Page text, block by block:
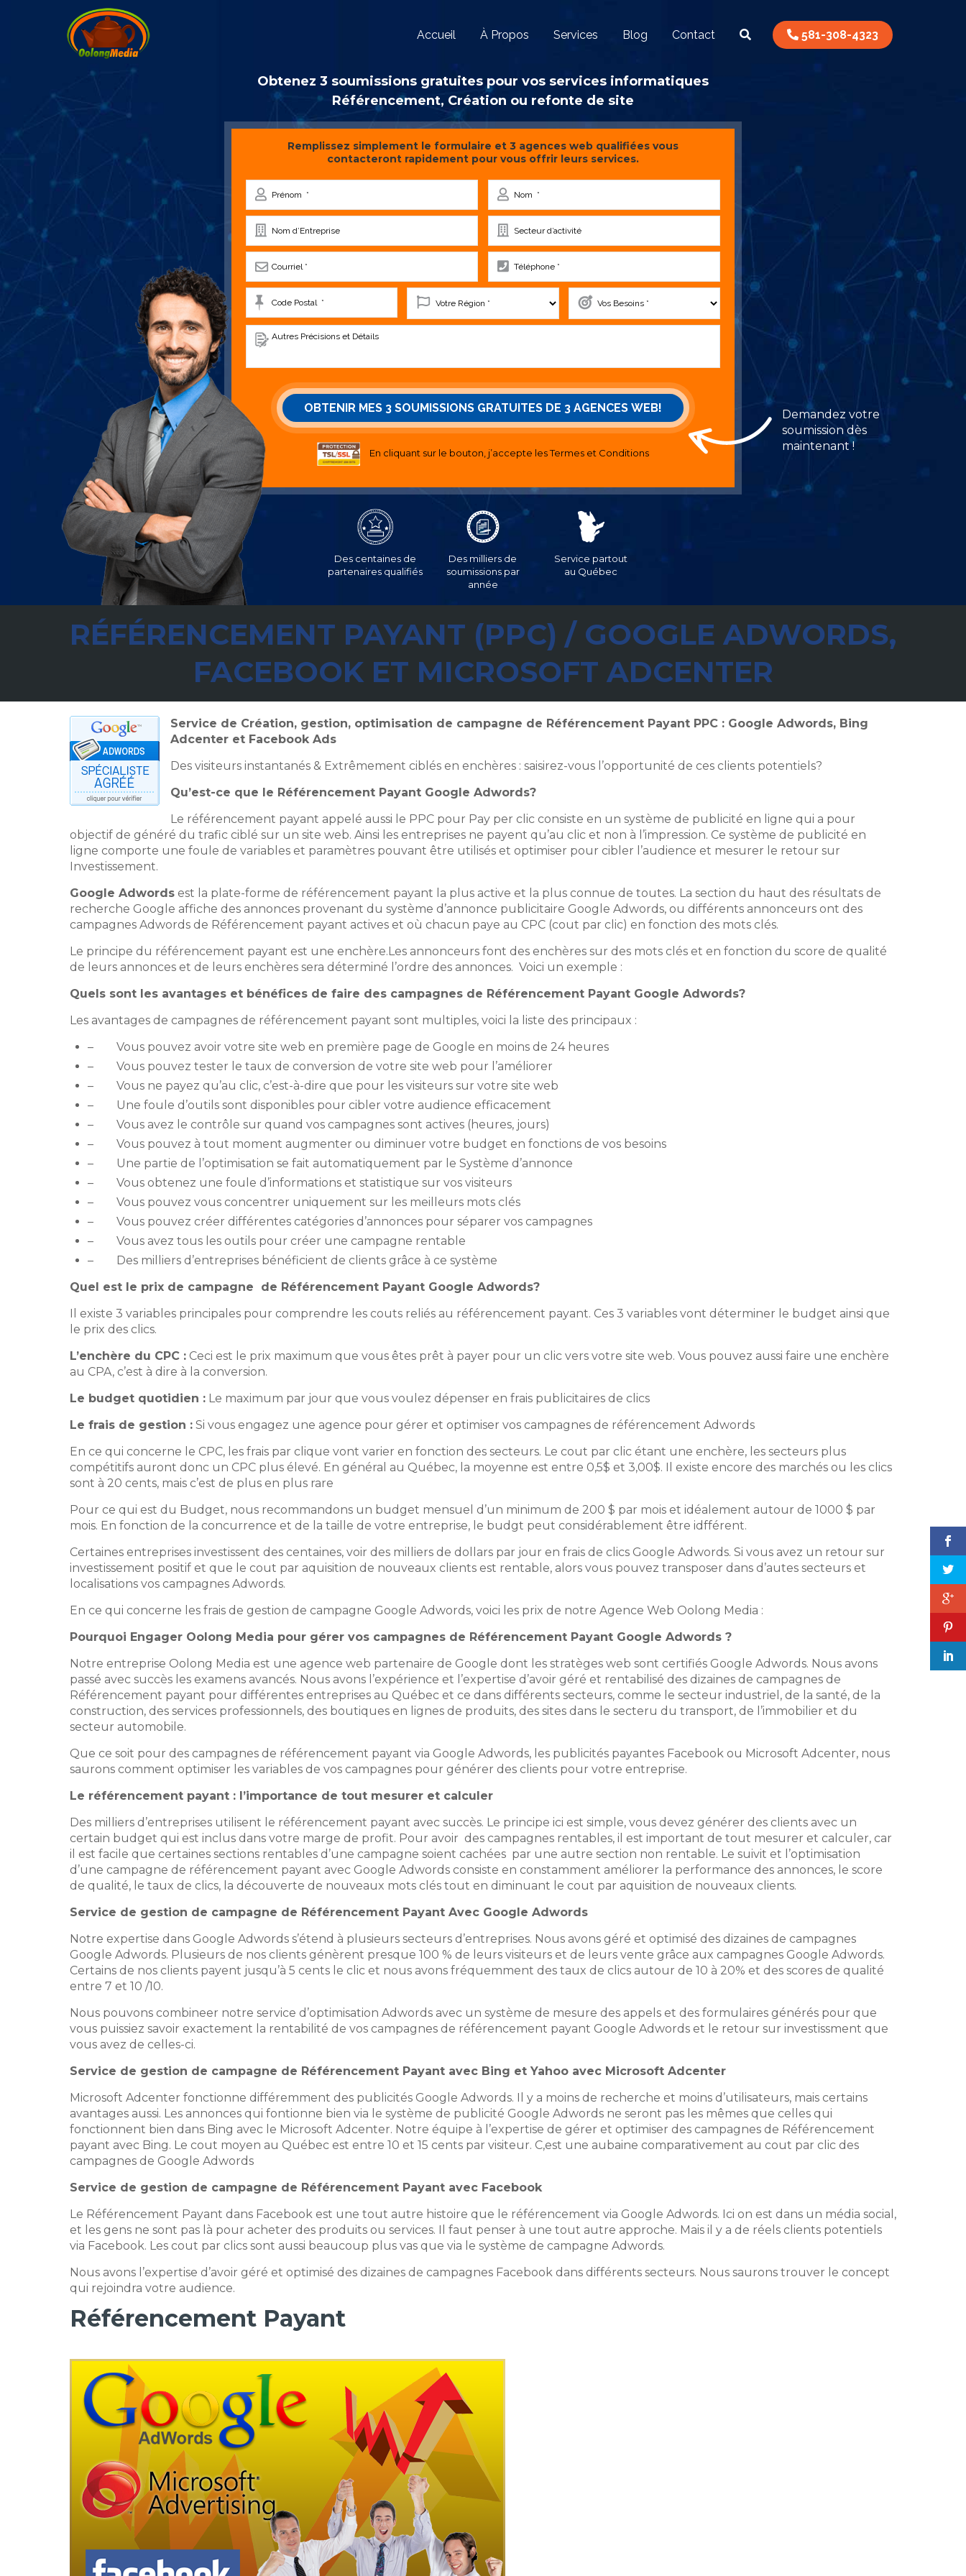
Accueil À Propos Services Blog Contact 581-308-4323
Demandez votre
soumission dès
maintenant !
Obtenez 3 soumissions gratuites pour vos services informatiques
Référencement, Création ou refonte de site
Remplissez simplement le formulaire et 3 agences web qualifiées vous
contacteront rapidement pour vous offrir leurs services.
En cliquant sur le bouton, j’accepte lesTermes et Conditions
Des centaines de
partenaires qualifiés
Des milliers de
soumissions par
année
Service partout
au Québec
RÉFÉRENCEMENT PAYANT (PPC) / GOOGLE ADWORDS,
FACEBOOK ET MICROSOFT ADCENTER
Service de Création, gestion, optimisation de campagne de Référencement Payant PPC : Google Adwords, Bing
Adcenter et Facebook Ads
Des visiteurs instantanés & Extrêmement ciblés en enchères : saisirez-vous l’opportunité de ces clients potentiels?
Qu’est-ce que le Référencement Payant Google Adwords?
Le référencement payant appelé aussi le PPC pour Pay per clic consiste en un système de publicité en ligne qui a pour
objectif de généré du trafic ciblé sur un site web. Ainsi les entreprises ne payent qu’au clic et non à l’impression. Ce système de publicité en
ligne comporte une foule de variables et paramètres pouvant être utilisés et optimiser pour cibler l’audience et mesurer le retour sur
Investissement.
Google Adwords est la plate-forme de référencement payant la plus active et la plus connue de toutes. La section du haut des résultats de
recherche Google affiche des annonces provenant du système d’annonce publicitaire Google Adwords, ou différents annonceurs ont des
campagnes Adwords de Référencement payant actives et où chacun paye au CPC (cout par clic) en fonction des mots clés.
Le principe du référencement payant est une enchère.Les annonceurs font des enchères sur des mots clés et en fonction du score de qualité
de leurs annonces et de leurs enchères sera déterminé l’ordre des annonces. Voici un exemple :
Quels sont les avantages et bénéfices de faire des campagnes de Référencement Payant Google Adwords?
Les avantages de campagnes de référencement payant sont multiples, voici la liste des principaux :
– Vous pouvez avoir votre site web en première page de Google en moins de 24 heures
– Vous pouvez tester le taux de conversion de votre site web pour l’améliorer
– Vous ne payez qu’au clic, c’est-à-dire que pour les visiteurs sur votre site web
– Une foule d’outils sont disponibles pour cibler votre audience efficacement
– Vous avez le contrôle sur quand vos campagnes sont actives (heures, jours)
– Vous pouvez à tout moment augmenter ou diminuer votre budget en fonctions de vos besoins
– Une partie de l’optimisation se fait automatiquement par le Système d’annonce
– Vous obtenez une foule d’informations et statistique sur vos visiteurs
– Vous pouvez vous concentrer uniquement sur les meilleurs mots clés
– Vous pouvez créer différentes catégories d’annonces pour séparer vos campagnes
– Vous avez tous les outils pour créer une campagne rentable
– Des milliers d’entreprises bénéficient de clients grâce à ce système
Quel est le prix de campagne de Référencement Payant Google Adwords?
Il existe 3 variables principales pour comprendre les couts reliés au référencement payant. Ces 3 variables vont déterminer le budget ainsi que
le prix des clics.
L’enchère du CPC : Ceci est le prix maximum que vous êtes prêt à payer pour un clic vers votre site web. Vous pouvez aussi faire une enchère
au CPA, c’est à dire à la conversion.
Le budget quotidien : Le maximum par jour que vous voulez dépenser en frais publicitaires de clics
Le frais de gestion : Si vous engagez une agence pour gérer et optimiser vos campagnes de référencement Adwords
En ce qui concerne le CPC, les frais par clique vont varier en fonction des secteurs. Le cout par clic étant une enchère, les secteurs plus
compétitifs auront donc un CPC plus élevé. En général au Québec, la moyenne est entre 0,5$ et 3,00$. Il existe encore des marchés ou les clics
sont à 20 cents, mais c’est de plus en plus rare
Pour ce qui est du Budget, nous recommandons un budget mensuel d’un minimum de 200 $ par mois et idéalement autour de 1000 $ par
mois. En fonction de la concurrence et de la taille de votre entreprise, le budgt peut considérablement être idfférent.
Certaines entreprises investissent des centaines, voir des milliers de dollars par jour en frais de clics Google Adwords. Si vous avez un retour sur
investissement positif et que le cout par aquisition de nouveaux clients est rentable, alors vous pouvez transposer dans d’autes secteurs et
localisations vos campagnes Adwords.
En ce qui concerne les frais de gestion de campagne Google Adwords, voici les prix de notre Agence Web Oolong Media :
Pourquoi Engager Oolong Media pour gérer vos campagnes de Référencement Payant Google Adwords ?
Notre entreprise Oolong Media est une agence web partenaire de Google dont les stratèges web sont certifiés Google Adwords. Nous avons
passé avec succès les examens avancés. Nous avons l’expérience et l’expertise d’avoir géré et rentabilisé des dizaines de campagnes de
Référencement payant pour différentes entreprises au Québec et ce dans différents secteurs, comme le secteur industriel, de la santé, de la
construction, des services professionnels, des boutiques en lignes de produits, des sites dans le secteru du transport, de l’immobilier et du
secteur automobile.
Que ce soit pour des campagnes de référencement payant via Google Adwords, les publicités payantes Facebook ou Microsoft Adcenter, nous
saurons comment optimiser les variables de vos campagnes pour générer des clients pour votre entreprise.
Le référencement payant : l’importance de tout mesurer et calculer
Des milliers d’entreprises utilisent le référencement payant avec succès. Le principe ici est simple, vous devez générer des clients avec un
certain budget qui est inclus dans votre marge de profit. Pour avoir des campagnes rentables, il est important de tout mesurer et calculer, car
il est facile que certaines sections rentables d’une campagne soient cachées par une autre section non rentable. Le suivit et l’optimisation
d’une campagne de référencement payant avec Google Adwords consiste en constamment améliorer la performance des annonces, le score
de qualité, le taux de clics, la découverte de nouveaux mots clés tout en diminuant le cout par aquisition de nouveaux clients.
Service de gestion de campagne de Référencement Payant Avec Google Adwords
Notre expertise dans Google Adwords s’étend à plusieurs secteurs d’entreprises. Nous avons géré et optimisé des dizaines de campagnes
Google Adwords. Plusieurs de nos clients génèrent presque 100 % de leurs visiteurs et de leurs vente grâce aux campagnes Google Adwords.
Certains de nos clients payent jusqu’à 5 cents le clic et nous avons fréquemment des taux de clics autour de 10 à 20% et des scores de qualité
entre 7 et 10 /10.
Nous pouvons combineer notre service d’optimisation Adwords avec un système de mesure des appels et des formulaires générés pour que
vous puissiez savoir exactement la rentabilité de vos campagnes de référencement payant Google Adwords et le retour sur investissment que
vous avez de celles-ci.
Service de gestion de campagne de Référencement Payant avec Bing et Yahoo avec Microsoft Adcenter
Microsoft Adcenter fonctionne différemment des publicités Google Adwords. Il y a moins de recherche et moins d’utilisateurs, mais certains
avantages aussi. Les annonces qui fontionne bien via le système de publicité Google Adwords ne seront pas les mêmes que celles qui
fonctionnent bien dans Bing avec le Microsoft Adcenter. Notre équipe à l’expertise de gérer et optimiser des campagnes de Référencement
payant avec Bing. Le cout moyen au Québec est entre 10 et 15 cents par visiteur. C,est une aubaine comparativement au cout par clic des
campagnes de Google Adwords
Service de gestion de campagne de Référencement Payant avec Facebook
Le Référencement Payant dans Facebook est une tout autre histoire que le référencement via Google Adwords. Ici on est dans un média social,
et les gens ne sont pas là pour acheter des produits ou services. Il faut penser à une tout autre approche. Mais il y a de réels clients potentiels
via Facebook. Les cout par clics sont aussi beaucoup plus vas que via le système de campagne Adwords.
Nous avons l’expertise d’avoir géré et optimisé des dizaines de campagnes Facebook dans différents secteurs. Nous saurons trouver le concept
qui rejoindra votre audience.
Référencement Payant